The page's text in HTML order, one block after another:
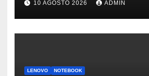
10 AGOSTO 2026 ADMIN
LENOVO NOTEBOOK